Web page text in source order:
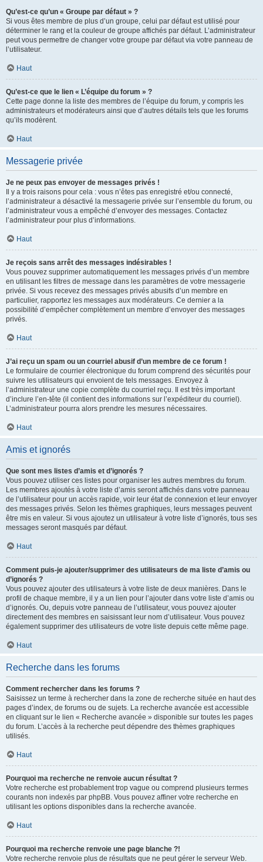
Qu’est-ce qu’un « Groupe par défaut » ?
Si vous êtes membre de plus d’un groupe, celui par défaut est utilisé pour
déterminer le rang et la couleur de groupe affichés par défaut. L’administrateur
peut vous permettre de changer votre groupe par défaut via votre panneau de
l’utilisateur.
Haut
Qu’est-ce que le lien « L’équipe du forum » ?
Cette page donne la liste des membres de l’équipe du forum, y compris les
administrateurs et modérateurs ainsi que d’autres détails tels que les forums
qu’ils modèrent.
Haut
Messagerie privée
Je ne peux pas envoyer de messages privés !
Il y a trois raisons pour cela : vous n’êtes pas enregistré et/ou connecté,
l’administrateur a désactivé la messagerie privée sur l’ensemble du forum, ou
l’administrateur vous a empêché d’envoyer des messages. Contactez
l’administrateur pour plus d’informations.
Haut
Je reçois sans arrêt des messages indésirables !
Vous pouvez supprimer automatiquement les messages privés d’un membre
en utilisant les filtres de message dans les paramètres de votre messagerie
privée. Si vous recevez des messages privés abusifs d’un membre en
particulier, rapportez les messages aux modérateurs. Ce dernier a la
possibilité d’empêcher complètement un membre d’envoyer des messages
privés.
Haut
J’ai reçu un spam ou un courriel abusif d’un membre de ce forum !
Le formulaire de courrier électronique du forum comprend des sécurités pour
suivre les utilisateurs qui envoient de tels messages. Envoyez à
l’administrateur une copie complète du courriel reçu. Il est très important
d’inclure l’en-tête (il contient des informations sur l’expéditeur du courriel).
L’administrateur pourra alors prendre les mesures nécessaires.
Haut
Amis et ignorés
Que sont mes listes d’amis et d’ignorés ?
Vous pouvez utiliser ces listes pour organiser les autres membres du forum.
Les membres ajoutés à votre liste d’amis seront affichés dans votre panneau
de l’utilisateur pour un accès rapide, voir leur état de connexion et leur envoyer
des messages privés. Selon les thèmes graphiques, leurs messages peuvent
être mis en valeur. Si vous ajoutez un utilisateur à votre liste d’ignorés, tous ses
messages seront masqués par défaut.
Haut
Comment puis-je ajouter/supprimer des utilisateurs de ma liste d’amis ou
d’ignorés ?
Vous pouvez ajouter des utilisateurs à votre liste de deux manières. Dans le
profil de chaque membre, il y a un lien pour l’ajouter dans votre liste d’amis ou
d’ignorés. Ou, depuis votre panneau de l’utilisateur, vous pouvez ajouter
directement des membres en saisissant leur nom d’utilisateur. Vous pouvez
également supprimer des utilisateurs de votre liste depuis cette même page.
Haut
Recherche dans les forums
Comment rechercher dans les forums ?
Saisissez un terme à rechercher dans la zone de recherche située en haut des
pages d’index, de forums ou de sujets. La recherche avancée est accessible
en cliquant sur le lien « Recherche avancée » disponible sur toutes les pages
du forum. L’accès à la recherche peut dépendre des thèmes graphiques
utilisés.
Haut
Pourquoi ma recherche ne renvoie aucun résultat ?
Votre recherche est probablement trop vague ou comprend plusieurs termes
courants non indexés par phpBB. Vous pouvez affiner votre recherche en
utilisant les options disponibles dans la recherche avancée.
Haut
Pourquoi ma recherche renvoie une page blanche ?!
Votre recherche renvoie plus de résultats que ne peut gérer le serveur Web.